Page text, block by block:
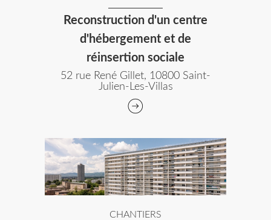
Reconstruction d'un centre
d'hébergement et de
réinsertion sociale
52 rue René Gillet, 10800 Saint-
Julien-Les-Villas
CHANTIERS